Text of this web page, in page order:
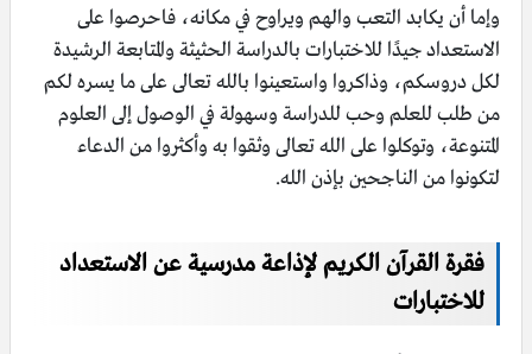
وإما أن يكابد التعب والهم ويراوح في مكانه، فاحرصوا على
الاستعداد جيدًا للاختبارات بالدراسة الحثيثة والمتابعة الرشيدة
لكل دروسكم، وذاكروا واستعينوا بالله تعالى على ما يسره لكم
من طلب للعلم وحب للدراسة وسهولة في الوصول إلى العلوم
المتنوعة، وتوكلوا على الله تعالى وثقوا به وأكثروا من الدعاء
لتكونوا من الناجحين بإذن الله.
فقرة القرآن الكريم لإذاعة مدرسية عن الاستعداد
للاختبارات